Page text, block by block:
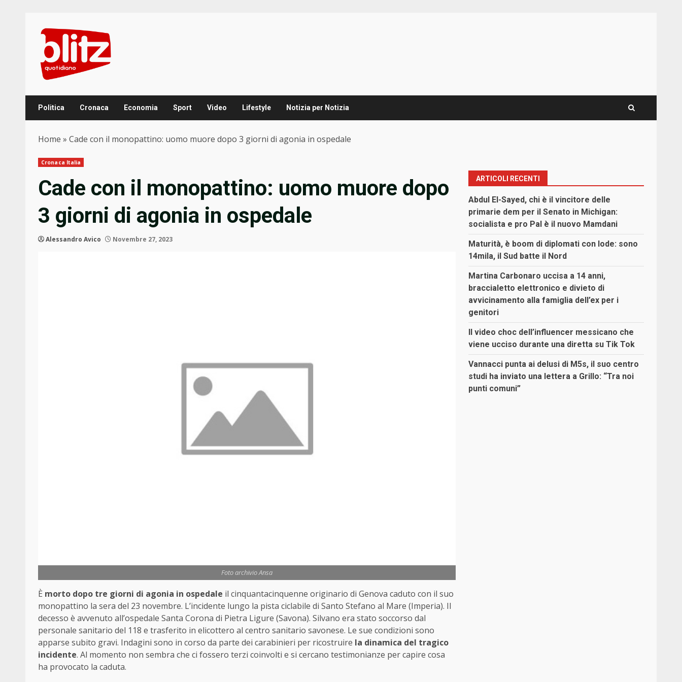
content
Politica Cronaca Economia Sport Video Lifestyle Notizia per Notizia
Home » Cade con il monopattino: uomo muore dopo 3 giorni di agonia in ospedale
Cronaca Italia
Cade con il monopattino: uomo muore dopo
3 giorni di agonia in ospedale
Alessandro Avico Novembre 27, 2023
Foto archivio Ansa
È morto dopo tre giorni di agonia in ospedale il cinquantacinquenne originario di Genova caduto con il suo
monopattino la sera del 23 novembre. L’incidente lungo la pista ciclabile di Santo Stefano al Mare (Imperia). Il
decesso è avvenuto all’ospedale Santa Corona di Pietra Ligure (Savona). Silvano era stato soccorso dal
personale sanitario del 118 e trasferito in elicottero al centro sanitario savonese. Le sue condizioni sono
apparse subito gravi. Indagini sono in corso da parte dei carabinieri per ricostruire la dinamica del tragico
incidente. Al momento non sembra che ci fossero terzi coinvolti e si cercano testimonianze per capire cosa
ha provocato la caduta.
ARTICOLI RECENTI
Abdul El-Sayed, chi è il vincitore delle
primarie dem per il Senato in Michigan:
socialista e pro Pal è il nuovo Mamdani
Maturità, è boom di diplomati con lode: sono
14mila, il Sud batte il Nord
Martina Carbonaro uccisa a 14 anni,
braccialetto elettronico e divieto di
avvicinamento alla famiglia dell’ex per i
genitori
Il video choc dell’influencer messicano che
viene ucciso durante una diretta su Tik Tok
Vannacci punta ai delusi di M5s, il suo centro
studi ha inviato una lettera a Grillo: “Tra noi
punti comuni”